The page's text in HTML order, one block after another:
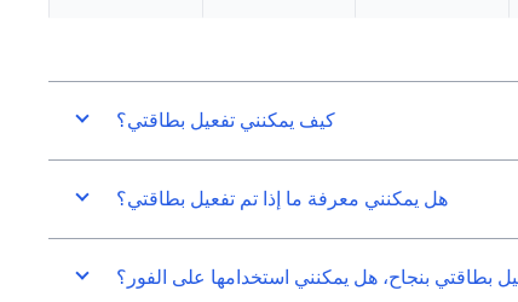
كيف يمكنني تفعيل بطاقتي؟
هل يمكنني معرفة ما إذا تم تفعيل بطاقتي؟
بطاقتي بنجاح، هل يمكنني استخدامها على الفور؟